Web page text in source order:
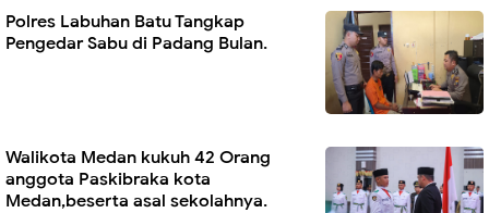
Polres Labuhan Batu Tangkap
Pengedar Sabu di Padang Bulan.
Walikota Medan kukuh 42 Orang
anggota Paskibraka kota
Medan,beserta asal sekolahnya.